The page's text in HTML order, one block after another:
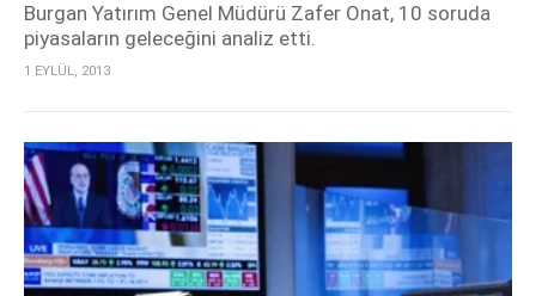
Burgan Yatırım Genel Müdürü Zafer Onat, 10 soruda
piyasaların geleceğini analiz etti.
1 EYLÜL, 2013